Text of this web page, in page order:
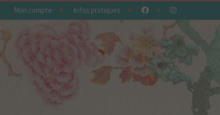
Mon compte Infos pratiques